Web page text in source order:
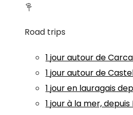
Road trips
1 jour autour de
1 jour autour de
1 jour en lauragais
1 jour à la mer,